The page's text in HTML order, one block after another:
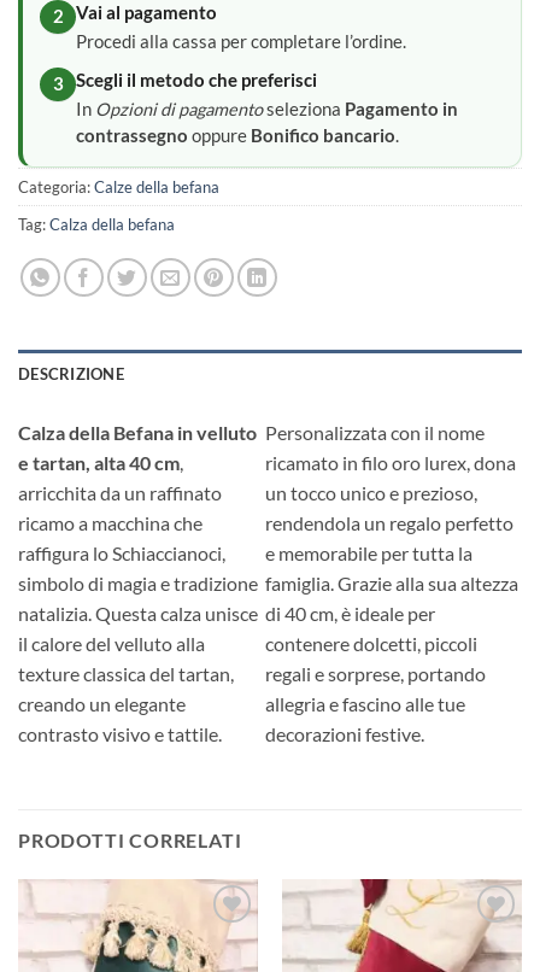
2
Vai al pagamento
Procedi alla cassa per completare l’ordine.
3
Scegli il metodo che preferisci
In Opzioni di pagamentoseleziona Pagamento in
contrassegno oppure Bonifico bancario.
Categoria:Calze della befana
Tag:Calza della befana
DESCRIZIONE
Calza della Befana in velluto
e tartan, alta 40 cm
arricchita da un raffinato
ricamo a macchina che
raffigura lo Schiaccianoci,
simbolo di magia e tradizione
natalizia. Questa calza unisce
il calore del velluto alla
texture classica del tartan,
creando un elegante
contrasto visivo e tattile.
Personalizzata con il nome
ricamato in filo oro lurex, dona
un tocco unico e prezioso,
rendendola un regalo perfetto
e memorabile per tutta la
famiglia. Grazie alla sua altezza
di 40 cm, è ideale per
contenere dolcetti, piccoli
regali e sorprese, portando
allegria e fascino alle tue
decorazioni festive.
PRODOTTI CORRELATI
Aggiungi
alla lista
Aggiungi
alla lista